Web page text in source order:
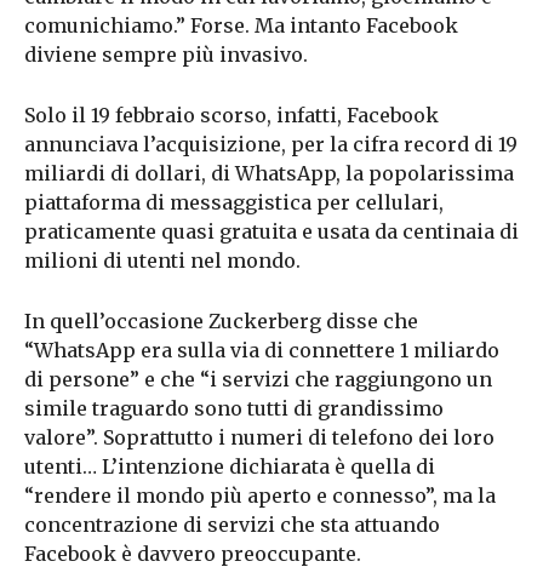
comunichiamo.” Forse. Ma intanto Facebook
diviene sempre più invasivo.
Solo il 19 febbraio scorso, infatti, Facebook
annunciava l’acquisizione, per la cifra record di 19
miliardi di dollari, di WhatsApp, la popolarissima
piattaforma di messaggistica per cellulari,
praticamente quasi gratuita e usata da centinaia di
milioni di utenti nel mondo.
In quell’occasione Zuckerberg disse che
“WhatsApp era sulla via di connettere 1 miliardo
di persone” e che “i servizi che raggiungono un
simile traguardo sono tutti di grandissimo
valore”. Soprattutto i numeri di telefono dei loro
utenti… L’intenzione dichiarata è quella di
“rendere il mondo più aperto e connesso”, ma la
concentrazione di servizi che sta attuando
Facebook è davvero preoccupante.